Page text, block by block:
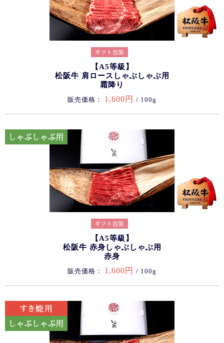
【A5等級】
松阪牛 肩ロースしゃぶしゃぶ用
霜降り
販売価格： 1,600円 / 100g
【A5等級】
松阪牛 赤身しゃぶしゃぶ用
赤身
販売価格： 1,600円 / 100g